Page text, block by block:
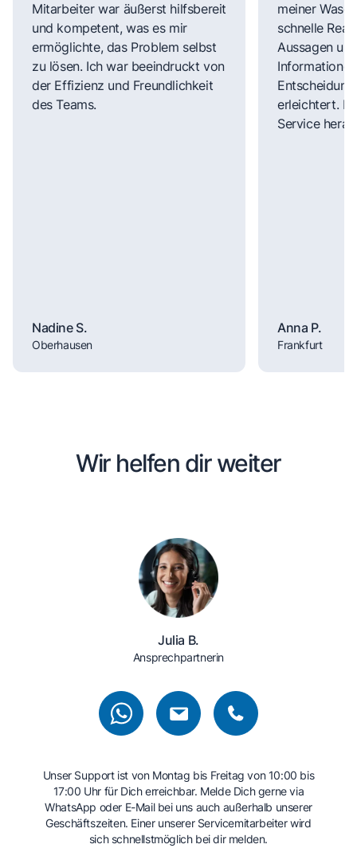
Mitarbeiter war äußerst hilfsbereit
und kompetent, was es mir
ermöglichte, das Problem selbst
zu lösen. Ich war beeindruckt von
der Effizienz und Freundlichkeit
des Teams.
Nadine S.
Oberhausen
meiner
schnelle
Aussagen
erleichtert.
Service
Anna P.
Frankfurt
Wir helfen dir weiter
Julia B.
Ansprechpartnerin
Unser Support ist von Montag bis Freitag von 10:00 bis
17:00 Uhr für Dich erreichbar. Melde Dich gerne via
WhatsApp oder E-Mail bei uns auch außerhalb unserer
Geschäftszeiten. Einer unserer Servicemitarbeiter wird
sich schnellstmöglich bei dir melden.